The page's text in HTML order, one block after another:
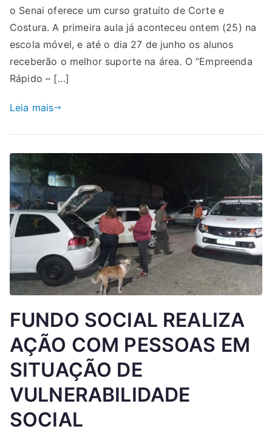
o Senai oferece um curso gratuito de Corte e
Costura. A primeira aula já aconteceu ontem (25) na
escola móvel, e até o dia 27 de junho os alunos
receberão o melhor suporte na área. O “Empreenda
Rápido – […]
Leia mais
FUNDO SOCIAL REALIZA
AÇÃO COM PESSOAS EM
SITUAÇÃO DE
VULNERABILIDADE
SOCIAL